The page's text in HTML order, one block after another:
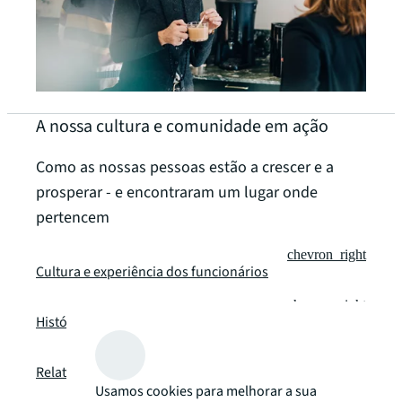
A nossa cultura e comunidade em ação
Como as nossas pessoas estão a crescer e a
prosperar - e encontraram um lugar onde
pertencem
Cultura e experiência dos funcionários
chevron_right
Histórias de funcionários
chevron_right
Relatórios da empresa
Usamos cookies para melhorar a sua